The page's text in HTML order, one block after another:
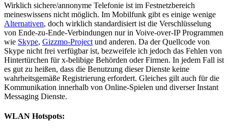
Wirklich sichere/annonyme Telefonie ist im Festnetzbereich
meineswissens nicht möglich. Im Mobilfunk gibt es einige wenige
Alternativen, doch wirklich standardisiert ist die Verschlüsselung
von Ende-zu-Ende-Verbindungen nur in Voive-over-IP Programmen
wie Skype, Gizzmo-Project und anderen. Da der Quellcode von
Skype nicht frei verfügbar ist, bezweifele ich jedoch das Fehlen von
Hintertürchen für x-belibige Behörden oder Firmen. In jedem Fall ist
es gut zu heißen, dass die Benutzung dieser Dienste keine
wahrheitsgemäße Registrierung erfordert. Gleiches gilt auch für die
Kommunikation innerhalb von Online-Spielen und diverser Instant
Messaging Dienste.
WLAN Hotspots: